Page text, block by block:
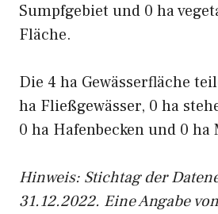
Sumpfgebiet und 0 ha
Fläche.
Die 4 ha Gewässerfläche
ha Fließgewässer, 0 ha
0 ha Hafenbecken und 0 ha
Hinweis: Stichtag der
31.12.2022. Eine Angabe